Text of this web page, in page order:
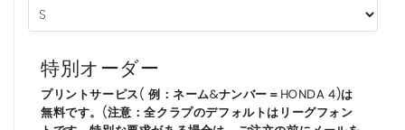
特別オーダー
プリントサーピス( 例：ネーム&ナンバー＝HONDA 4)は
無料です。(注意：全クラプのデフォルトはリーグフォン